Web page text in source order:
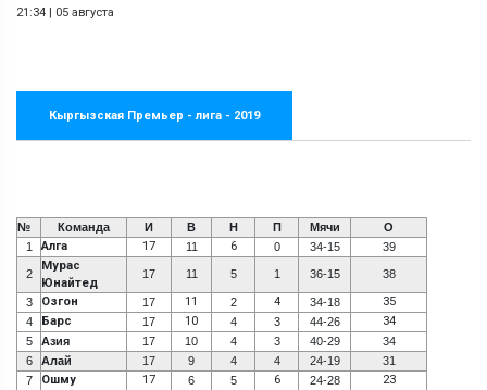
21:34 | 05 августа
Кыргызская Премьер - лига - 2019
№ Команда И В Н П Мячи
О
1
Алга 17 11 6 0 34-15 39
2
Мурас
Юнайтед
17 11 5 1 36-15 38
3 Озгон 17 11 2 4 34-18 35
4 Барс 17 10 4 3 44-26 34
5 Азия 17 10 4 3 40-29
34
6
Алай 17 9 4 4 24-19
31
7
Ошму 17 6 5 6 24-28 23